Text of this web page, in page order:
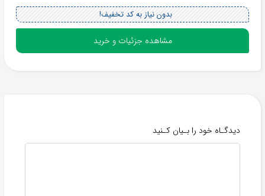
بدون نیاز به کد تخفیف!
مشاهده جزئیات و خرید
دیدگـاه خود را بـیان کـنید